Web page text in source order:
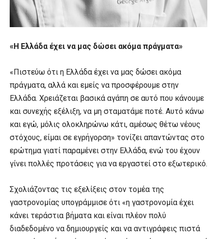
«Η Ελλάδα έχει να μας δώσει ακόμα πράγματα»
«Πιστεύω ότι η Ελλάδα έχει να μας δώσει ακόμα
πράγματα, αλλά και εμείς να προσφέρουμε στην
Ελλάδα. Χρειάζεται βασικά αγάπη σε αυτό που κάνουμε
και συνεχής εξέλιξη, να μη σταματάμε ποτέ. Αυτό κάνω
και εγώ, μόλις ολοκληρώνω κάτι, αμέσως θέτω νέους
στόχους, είμαι σε εγρήγορση» τονίζει απαντώντας στο
ερώτημα γιατί παραμένει στην Ελλάδα, ενώ του έχουν
γίνει πολλές προτάσεις για να εργαστεί στο εξωτερικό.
Σχολιάζοντας τις εξελίξεις στον τομέα της
γαστρονομίας υπογράμμισε ότι «η γαστρονομία έχει
κάνει τεράστια βήματα και είναι πλέον πολύ
διαδεδομένο να δημιουργείς και να αντιγράφεις πιστά